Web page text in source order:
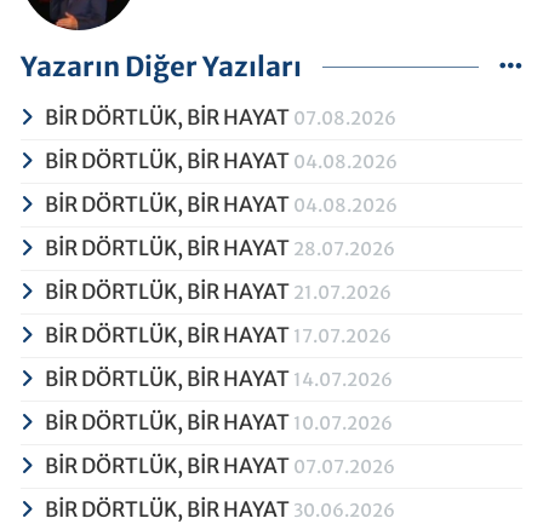
Yazarın Diğer Yazıları
BİR DÖRTLÜK, BİR HAYAT 07.08.2026
BİR DÖRTLÜK, BİR HAYAT 04.08.2026
BİR DÖRTLÜK, BİR HAYAT 04.08.2026
BİR DÖRTLÜK, BİR HAYAT 28.07.2026
BİR DÖRTLÜK, BİR HAYAT 21.07.2026
BİR DÖRTLÜK, BİR HAYAT 17.07.2026
BİR DÖRTLÜK, BİR HAYAT 14.07.2026
BİR DÖRTLÜK, BİR HAYAT 10.07.2026
BİR DÖRTLÜK, BİR HAYAT 07.07.2026
BİR DÖRTLÜK, BİR HAYAT 30.06.2026